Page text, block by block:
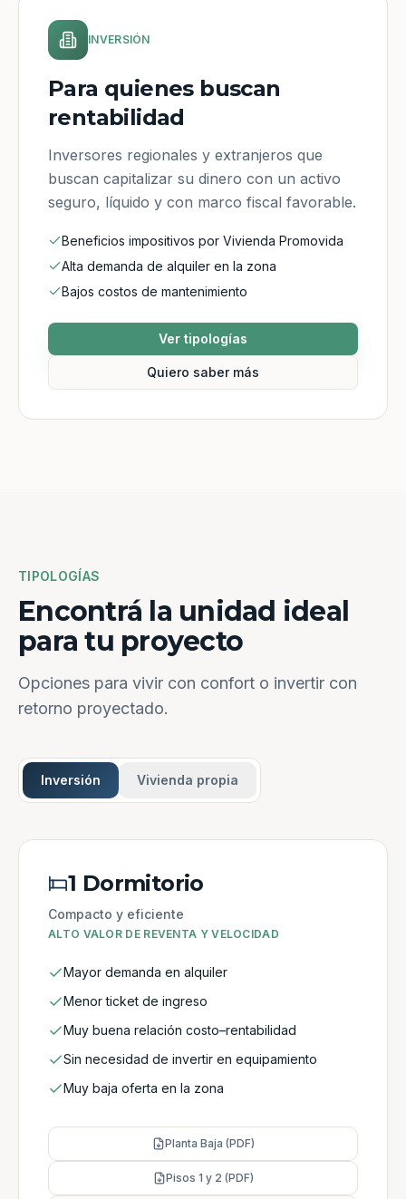
INVERSIÓN
Para quienes buscan
rentabilidad
Inversores regionales y extranjeros que
buscan capitalizar su dinero con un activo
seguro, líquido y con marco fiscal favorable.
Beneficios impositivos por Vivienda Promovida
Alta demanda de alquiler en la zona
Bajos costos de mantenimiento
Ver tipologías
Quiero saber más
TIPOLOGÍAS
Encontrá la unidad ideal
para tu proyecto
Opciones para vivir con confort o invertir con
retorno proyectado.
Inversión Vivienda propia
1 Dormitorio
Compacto y eficiente
ALTO VALOR DE REVENTA Y VELOCIDAD
Mayor demanda en alquiler
Menor ticket de ingreso
Muy buena relación costo–rentabilidad
Sin necesidad de invertir en equipamiento
Muy baja oferta en la zona
Planta Baja (PDF)
Pisos 1 y 2 (PDF)